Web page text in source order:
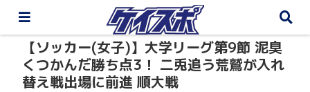
【ソッカー(女子)】大学リーグ第9節 泥臭
くつかんだ勝ち点3！ 二兎追う荒鷲が入れ
替え戦出場に前進 順大戦